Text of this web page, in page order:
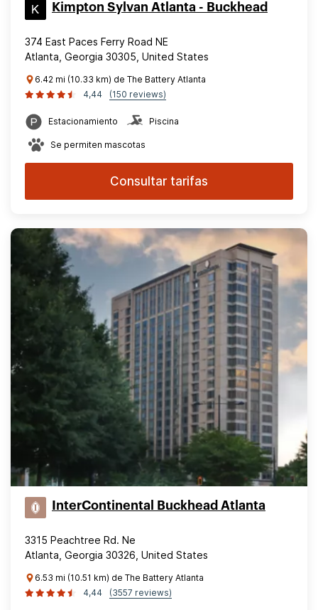
Kimpton Sylvan Atlanta - Buckhead
374 East Paces Ferry Road NE
Atlanta, Georgia 30305, United States
6.42 mi (10.33 km) de The Battery Atlanta
4,44
(150 reviews)
Estacionamiento Piscina
Se permiten mascotas
Consultar tarifas
InterContinental Buckhead Atlanta
3315 Peachtree Rd. Ne
Atlanta, Georgia 30326, United States
6.53 mi (10.51 km) de The Battery Atlanta
4,44
(3557 reviews)